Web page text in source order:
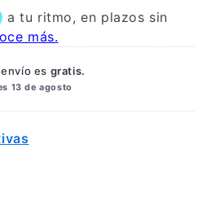
es gratis.
13 de agosto